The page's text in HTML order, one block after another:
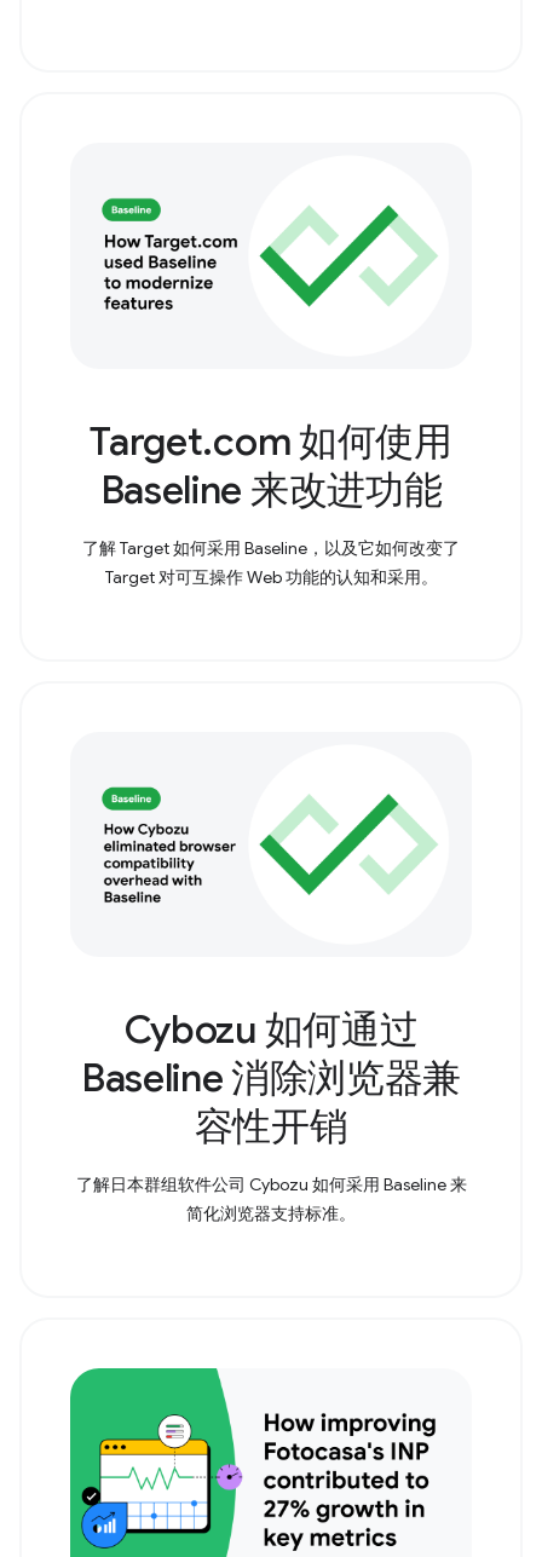
Target.com 如何使用
Baseline 来改进功能
了解 Target 如何采用 Baseline，以及它如何改变了
Target 对可互操作 Web 功能的认知和采用。
Cybozu 如何通过
Baseline 消除浏览器兼
容性开销
了解日本群组软件公司 Cybozu 如何采用 Baseline 来
简化浏览器支持标准。